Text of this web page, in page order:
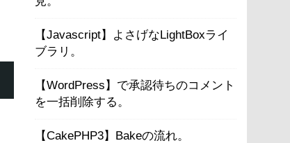
【Javascript】よさげなLightBoxライ
ブラリ。
【WordPress】で承認待ちのコメント
を一括削除する。
【CakePHP3】Bakeの流れ。